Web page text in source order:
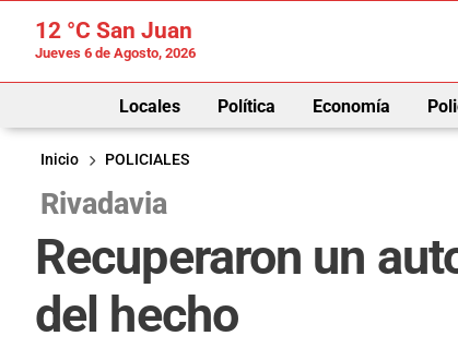
12 °C San Juan
Jueves 6 de Agosto, 2026
Locales Política Economía
Inicio
POLICIALES
Rivadavia
Recuperaron un
del hecho